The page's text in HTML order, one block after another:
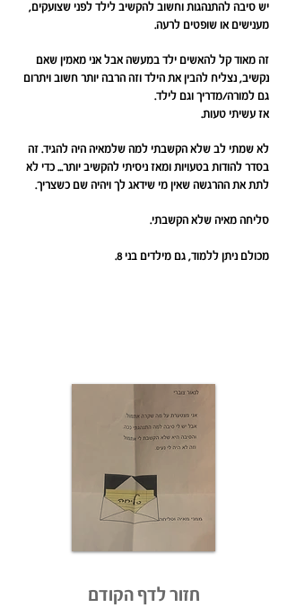
יש סיבה להתנהגות וחשוב להקשיב לילד לפני שצועקים,
מענישים או שופטים לרעה.
זה מאוד קל להאשים ילד במעשה אבל אני מאמין שאם
נקשיב, נצליח להבין את הילד וזה הרבה יותר חשוב ויתרום
גם למורה/מדריך וגם לילד.
אז עשיתי טעות.
לא שמתי לב שלא הקשבתי למה שלמאיה היה להגיד. זה
בסדר להודות בטעויות ומאז ניסיתי להקשיב יותר... כדי לא
לתת את ההרגשה שאין מי שידאג לך ויהיה שם כשצריך.
סליחה מאיה שלא הקשבתי.
מכולם ניתן ללמוד, גם מילדים בני 8.
חזור לדף הקודם